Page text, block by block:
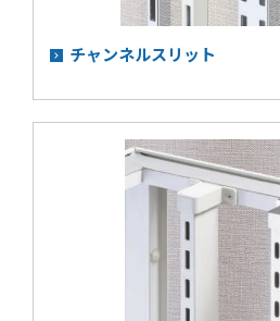
チャンネルスリット